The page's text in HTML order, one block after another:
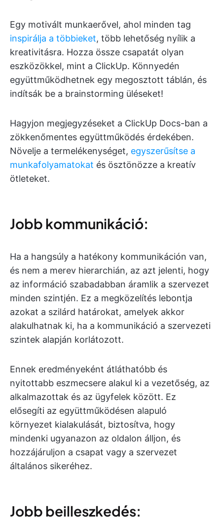
Egy motivált munkaerővel, ahol minden tag
inspirálja a többieket, több lehetőség nyílik a
kreativitásra. Hozza össze csapatát olyan
eszközökkel, mint a ClickUp. Könnyedén
együttműködhetnek egy megosztott táblán, és
indítsák be a brainstorming üléseket!
Hagyjon megjegyzéseket a ClickUp Docs-ban a
zökkenőmentes együttműködés érdekében.
Növelje a termelékenységet, egyszerűsítse a
munkafolyamatokat és ösztönözze a kreatív
ötleteket.
Jobb kommunikáció:
Ha a hangsúly a hatékony kommunikáción van,
és nem a merev hierarchián, az azt jelenti, hogy
az információ szabadabban áramlik a szervezet
minden szintjén. Ez a megközelítés lebontja
azokat a szilárd határokat, amelyek akkor
alakulhatnak ki, ha a kommunikáció a szervezeti
szintek alapján korlátozott.
Ennek eredményeként átláthatóbb és
nyitottabb eszmecsere alakul ki a vezetőség, az
alkalmazottak és az ügyfelek között. Ez
elősegíti az együttműködésen alapuló
környezet kialakulását, biztosítva, hogy
mindenki ugyanazon az oldalon álljon, és
hozzájáruljon a csapat vagy a szervezet
általános sikeréhez.
Jobb beilleszkedés: